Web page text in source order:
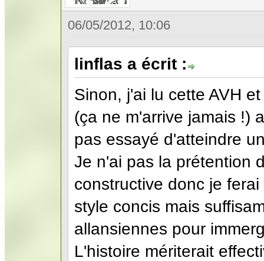
06/05/2012, 10:06
linflas a écrit :
Sinon, j'ai lu cette AVH
(ça ne m'arrive jamais !)
pas essayé d'atteindre
Je n'ai pas la prétention
constructive donc je
style concis mais
allansiennes pour
L'histoire mériterait